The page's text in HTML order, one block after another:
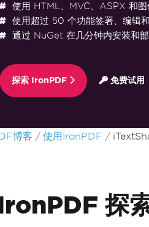
使用 HTML、MVC、ASPX 和
使用超过 50 个功能签署、编辑
通过 NuGet 在几分钟内安装和
探索 IronPDF 免费试用
博客 使用IronPDF
探